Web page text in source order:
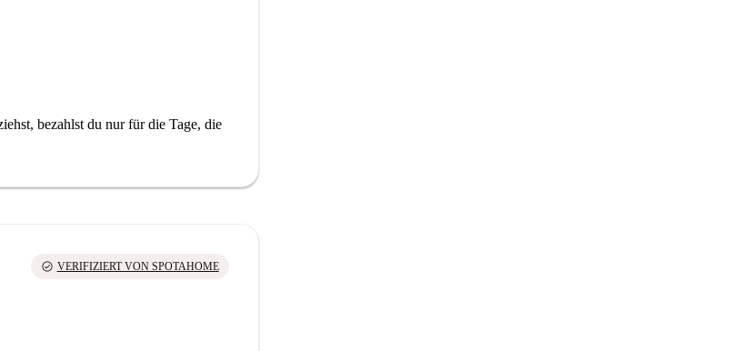
bezahlst du nur für die Tage, die
check_circle VERIFIZIERT VON SPOTAHOME